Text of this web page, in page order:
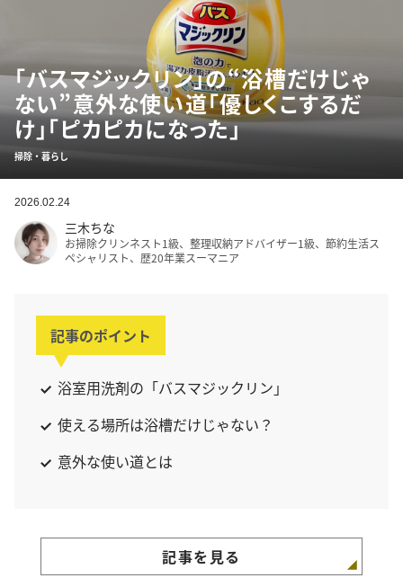
「バスマジックリン」の“浴槽だけじゃ
ない”意外な使い道「優しくこするだ
け」「ピカピカになった」
掃除・暮らし
2026.02.24
三木ちな
お掃除クリンネスト1級、整理収納アドバイザー1級、節約生活ス
ペシャリスト、歴20年業スーマニア
記事のポイント
浴室用洗剤の「バスマジックリン」
使える場所は浴槽だけじゃない？
意外な使い道とは
記事を見る